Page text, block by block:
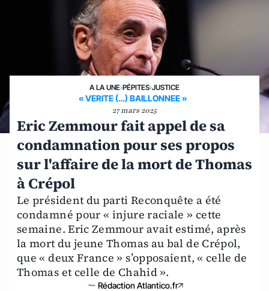
A LA UNE›PÉPITES›JUSTICE
« VERITE (…) BAILLONNEE »
27 mars 2025
Eric Zemmour fait appel de sa
condamnation pour ses propos
sur l'affaire de la mort de Thomas
à Crépol
Le président du parti Reconquête a été
condamné pour « injure raciale » cette
semaine. Eric Zemmour avait estimé, après
la mort du jeune Thomas au bal de Crépol,
que « deux France » s’opposaient, « celle de
Thomas et celle de Chahid ».
Rédaction Atlantico.fr